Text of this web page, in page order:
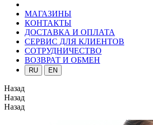
МАГАЗИНЫ
КОНТАКТЫ
ДОСТАВКА И ОПЛАТА
СЕРВИС ДЛЯ КЛИЕНТОВ
СОТРУДНИЧЕСТВО
ВОЗВРАТ И ОБМЕН
RU EN
Назад
Назад
Назад